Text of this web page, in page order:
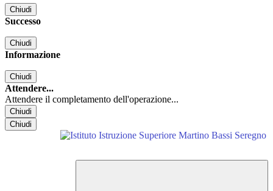
Chiudi
Successo
Chiudi
Informazione
Chiudi
Attendere...
Attendere il completamento dell'operazione...
Chiudi
Chiudi